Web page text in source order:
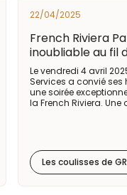
22/04/2025
French Riviera
inoubliable au fil
Le vendredi 4 avril
Services a convié ses
une soirée
la French Riviera. Une
Les coulisses de GR